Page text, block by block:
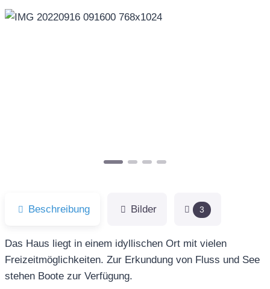
Beschreibung Bilder 3
Das Haus liegt in einem idyllischen Ort mit vielen
Freizeitmöglichkeiten. Zur Erkundung von Fluss und See
stehen Boote zur Verfügung.